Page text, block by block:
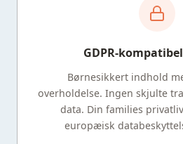
GDPR-
Børnesikkert indhold
overholdelse. Ingen skjulte
data. Din families
europæisk